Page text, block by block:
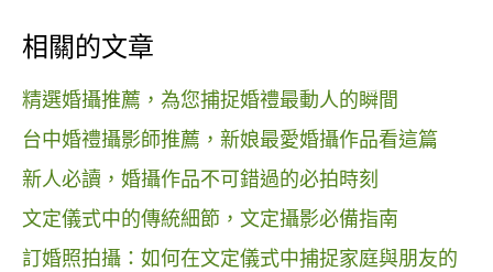
相關的文章
精選婚攝推薦，為您捕捉婚禮最動人的瞬間
台中婚禮攝影師推薦，新娘最愛婚攝作品看這篇
新人必讀，婚攝作品不可錯過的必拍時刻
文定儀式中的傳統細節，文定攝影必備指南
訂婚照拍攝：如何在文定儀式中捕捉家庭與朋友的